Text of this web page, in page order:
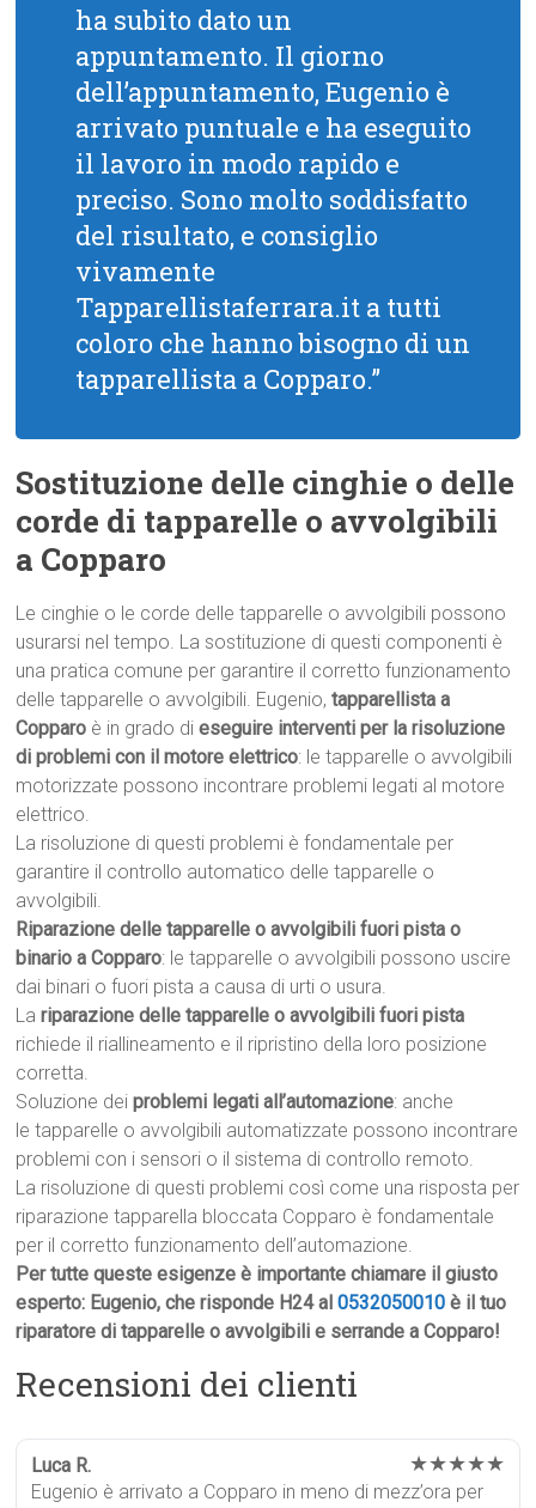
ha subito dato un
appuntamento. Il giorno
dell’appuntamento, Eugenio è
arrivato puntuale e ha eseguito
il lavoro in modo rapido e
preciso. Sono molto soddisfatto
del risultato, e consiglio
vivamente
Tapparellistaferrara.it a tutti
coloro che hanno bisogno di un
tapparellista a Copparo.”
Sostituzione delle cinghie o delle
corde di tapparelle o avvolgibili
a Copparo
Le cinghie o le corde delle tapparelle o avvolgibili possono
usurarsi nel tempo. La sostituzione di questi componenti è
una pratica comune per garantire il corretto funzionamento
delle tapparelle o avvolgibili. Eugenio,tapparellista a
Copparo è in grado dieseguire interventi per la risoluzione
di problemi con il motore elettrico: le tapparelle o avvolgibili
motorizzate possono incontrare problemi legati al motore
elettrico.
La risoluzione di questi problemi è fondamentale per
garantire il controllo automatico delle tapparelle o
avvolgibili.
Riparazione delle tapparelle o avvolgibili fuori pista o
binario a Copparo: le tapparelle o avvolgibili possono uscire
dai binari o fuori pista a causa di urti o usura.
Lariparazione delle tapparelle o avvolgibili fuori pista
richiede il riallineamento e il ripristino della loro posizione
corretta.
Soluzione deiproblemi legati all’automazione: anche
le tapparelle o avvolgibili automatizzate possono incontrare
problemi con i sensori o il sistema di controllo remoto.
La risoluzione di questi problemi così come una risposta per
riparazione tapparella bloccata Copparo è fondamentale
per il corretto funzionamento dell’automazione.
Per tutte queste esigenze è importante chiamare il giusto
esperto: Eugenio, che risponde H24 al0532050010 è il tuo
riparatore di tapparelle o avvolgibili e serrande a Copparo!
Recensioni dei clienti
Luca R. ★★★★★
Eugenio è arrivato a Copparo in meno di mezz’ora per